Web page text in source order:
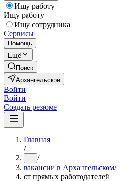
Ищу работу
Ищу работу
Ищу сотрудника
Сервисы
Помощь
Ещё
Поиск
Архангельское
Войти
Войти
Создать резюме
Главная
/
... /
вакансии в Архангельском/
от прямых работодателей